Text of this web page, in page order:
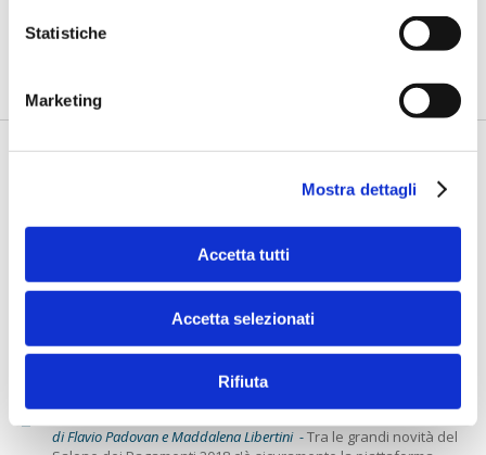
Statistiche
Marketing
Mostra dettagli
Accetta tutti
Accetta selezionati
Rifiuta
di Flavio Padovan e Maddalena Libertini -
Pagamenti 2018 eToro ha lanciato un e-wallet per le
IL SALONE DEI PAGAMENTI 2018
Postepay Connect, pagamenti e
di Flavio Padovan e Maddalena Libertini -Tra le grandi novità del